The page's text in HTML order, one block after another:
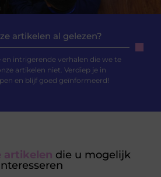
artikelen al gelezen?
intrigerende verhalen die we te
artikelen niet. Verdiep je in
en blijf goed geïnformeerd!
artikelen die u mogelijk